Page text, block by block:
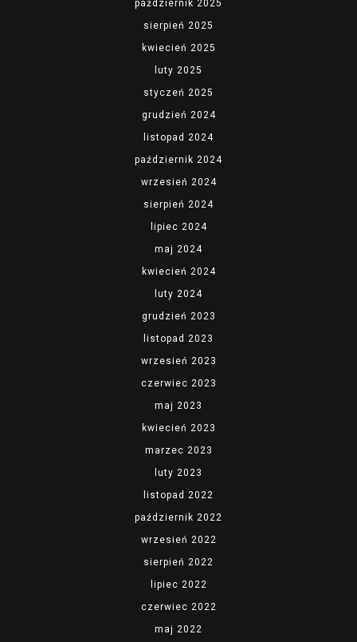
październik 2025
sierpień 2025
kwiecień 2025
luty 2025
styczeń 2025
grudzień 2024
listopad 2024
październik 2024
wrzesień 2024
sierpień 2024
lipiec 2024
maj 2024
kwiecień 2024
luty 2024
grudzień 2023
listopad 2023
wrzesień 2023
czerwiec 2023
maj 2023
kwiecień 2023
marzec 2023
luty 2023
listopad 2022
październik 2022
wrzesień 2022
sierpień 2022
lipiec 2022
czerwiec 2022
maj 2022